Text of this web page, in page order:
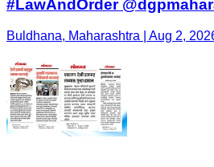
#LawAndOrder
Buldhana, Maharashtra | Aug 2,